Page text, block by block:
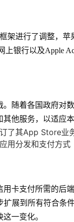
架进行了调整，
上银行以及Apple
随着各国政府对
他服务，以适应
了其App Store业
用分发和支付方式
卡支付所需的后
展到所有符合条件
一变化。